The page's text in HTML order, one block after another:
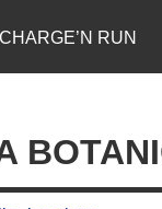
CHARGE’N RUN